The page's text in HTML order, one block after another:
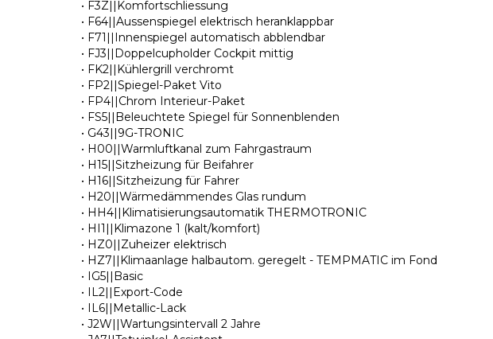
• F3Z||Komfortschliessung
• F64||Aussenspiegel elektrisch heranklappbar
• F71||Innenspiegel automatisch abblendbar
• FJ3||Doppelcupholder Cockpit mittig
• FK2||Kühlergrill verchromt
• FP2||Spiegel-Paket Vito
• FP4||Chrom Interieur-Paket
• FS5||Beleuchtete Spiegel für Sonnenblenden
• G43||9G-TRONIC
• H00||Warmluftkanal zum Fahrgastraum
• H15||Sitzheizung für Beifahrer
• H16||Sitzheizung für Fahrer
• H20||Wärmedämmendes Glas rundum
• HH4||Klimatisierungsautomatik THERMOTRONIC
• HI1||Klimazone 1 (kalt/komfort)
• HZ0||Zuheizer elektrisch
• HZ7||Klimaanlage halbautom. geregelt - TEMPMATIC im Fond
• IG5||Basic
• IL2||Export-Code
• IL6||Metallic-Lack
• J2W||Wartungsintervall 2 Jahre